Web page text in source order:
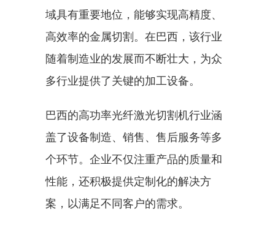
域具有重要地位，能够实现高精度、
高效率的金属切割。在巴西，该行业
随着制造业的发展而不断壮大，为众
多行业提供了关键的加工设备。
巴西的高功率光纤激光切割机行业涵
盖了设备制造、销售、售后服务等多
个环节。企业不仅注重产品的质量和
性能，还积极提供定制化的解决方
案，以满足不同客户的需求。